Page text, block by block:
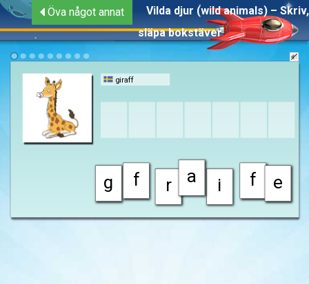
Öva något annat
Vilda djur (wild animals) – Skriv,
släpa bokstäver
giraff
g i
r a
f f e